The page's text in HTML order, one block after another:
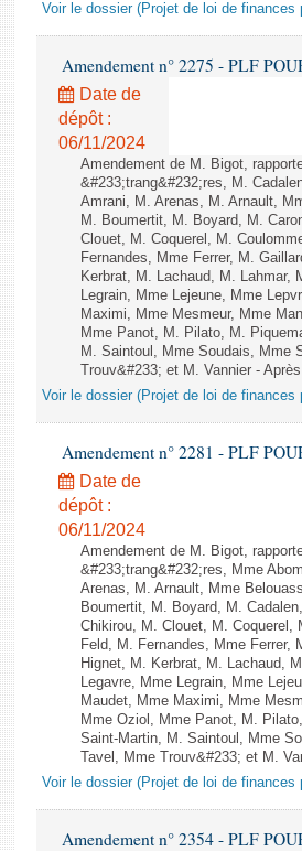
Voir le dossier (Projet de loi de finances
Amendement n° 2275 - PLF
Date de
dépôt :
06/11/2024
Amendement de M. Bigot,
&#233;trang&#232;res, M.
Amrani, M. Arenas, M. Arnault,
M. Boumertit, M. Boyard, M.
Clouet, M. Coquerel, M.
Fernandes, Mme Ferrer, M.
Kerbrat, M. Lachaud, M. Lahmar,
Legrain, Mme Lejeune, Mme
Maximi, Mme Mesmeur, Mme
Mme Panot, M. Pilato, M.
M. Saintoul, Mme Soudais, Mme
Trouv&#233; et M. Vannier -
Voir le dossier (Projet de loi de finances
Amendement n° 2281 - PLF
Date de
dépôt :
06/11/2024
Amendement de M. Bigot,
&#233;trang&#232;res, Mme
Arenas, M. Arnault, Mme
Boumertit, M. Boyard, M.
Chikirou, M. Clouet, M. Coquerel,
Feld, M. Fernandes, Mme Ferrer,
Hignet, M. Kerbrat, M. Lachaud,
Legavre, Mme Legrain, Mme
Maudet, Mme Maximi, Mme
Mme Oziol, Mme Panot, M.
Saint-Martin, M. Saintoul, Mme
Tavel, Mme Trouv&#233; et M.
Voir le dossier (Projet de loi de finances
Amendement n° 2354 - PLF